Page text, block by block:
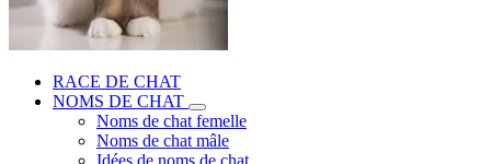
RACE DE CHAT
NOMS DE CHAT
Noms de chat femelle
Noms de chat mâle
Idées de noms de chat